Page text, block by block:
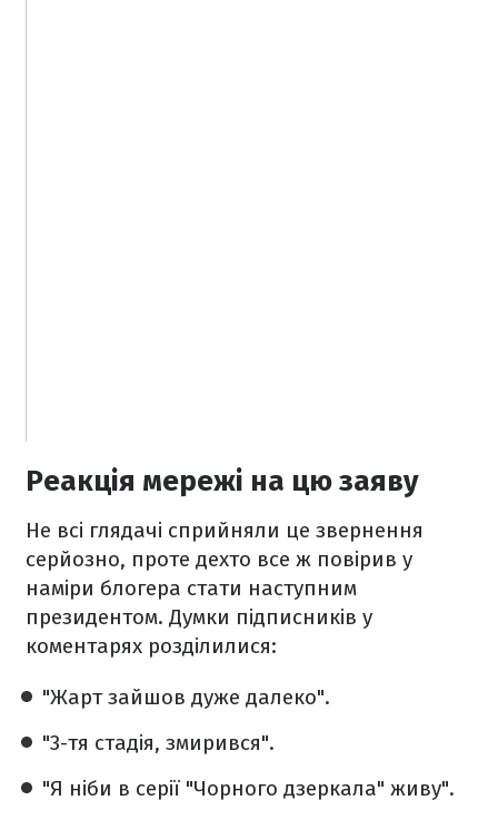
Реакція мережі на цю заяву
Не всі глядачі сприйняли це звернення
серйозно, проте дехто все ж повірив у
наміри блогера стати наступним
президентом. Думки підписників у
коментарях розділилися:
"Жарт зайшов дуже далеко".
"3-тя стадія, змирився".
"Я ніби в серії "Чорного дзеркала" живу".